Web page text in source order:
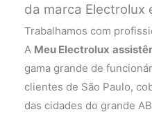
da marca Electrolux
Trabalhamos com
A Meu Electrolux
gama grande de
clientes de São Paulo,
das cidades do grande